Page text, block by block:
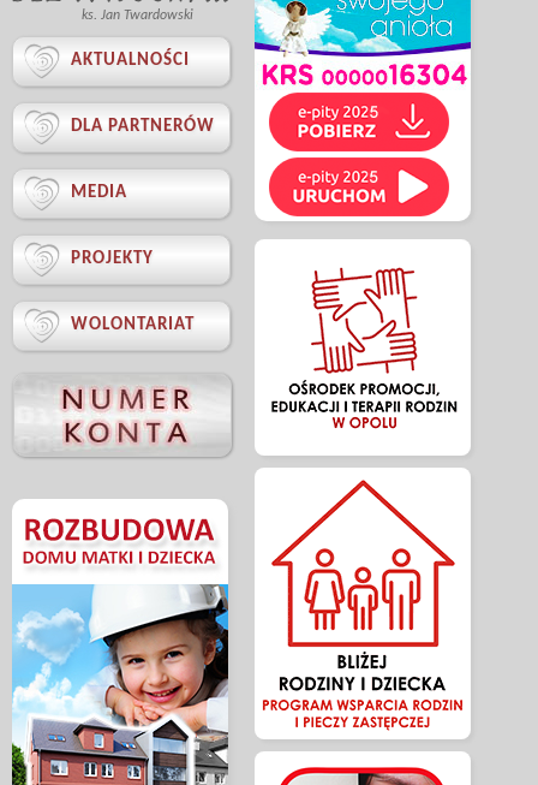
ks. Jan Twardowski
 AKTUALNOŚCI
 DLA PARTNERÓW
 MEDIA
 PROJEKTY
 WOLONTARIAT